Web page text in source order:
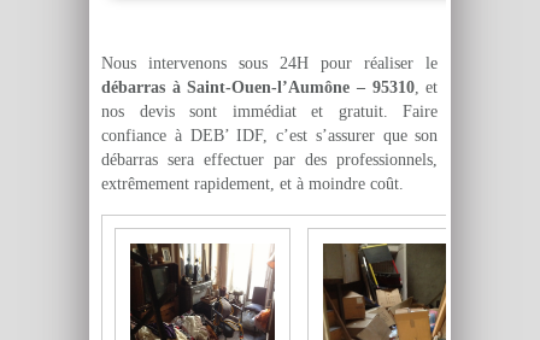
Nous intervenons sous 24H pour réaliser le
débarras à Saint-Ouen-l’Aumône – 95310, et
nos devis sont immédiat et gratuit. Faire
confiance à DEB’ IDF, c’est s’assurer que son
débarras sera effectuer par des professionnels,
extrêmement rapidement, et à moindre coût.